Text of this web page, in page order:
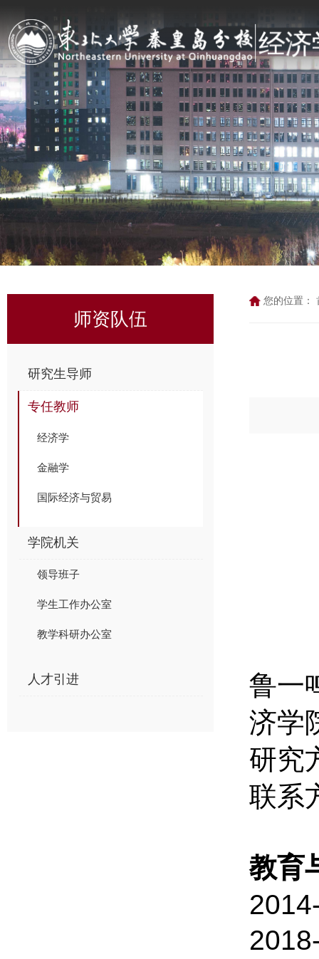
师资队伍
研究生导师
专任教师
经济学
金融学
国际经济与贸易
学院机关
领导班子
学生工作办公室
教学科研办公室
人才引进
您的位置：
鲁一
济学
研究
联系
教育